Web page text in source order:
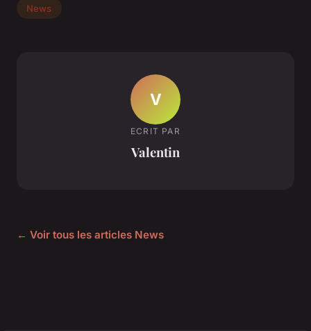
News
V
ECRIT PAR
Valentin
← Voir tous les articles News